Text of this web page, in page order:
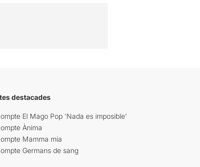
destacades
El Mago Pop 'Nada es imposible'
Ànima
Mamma mia
Germans de sang